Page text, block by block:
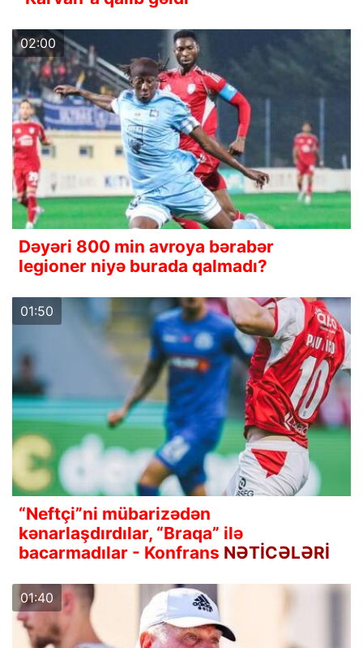
02:00
Dəyəri 800 min avroya bərabər
legioner niyə burada qalmadı?
01:50
“Neftçi”ni mübarizədən
kənarlaşdırdılar, “Braqa” ilə
bacarmadılar - Konfrans NƏTİCƏLƏRİ
01:40